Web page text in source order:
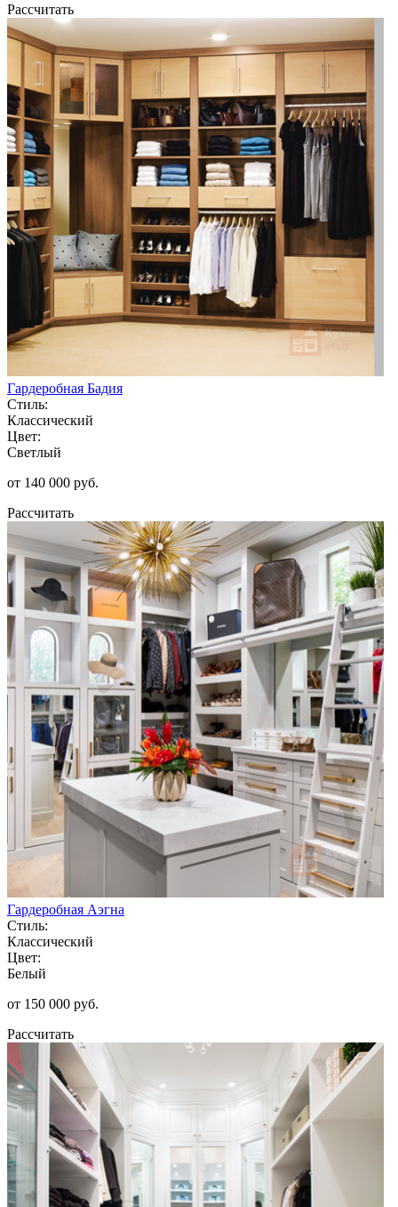
Рассчитать
Гардеробная Бадия
Стиль:
Классический
Цвет:
Светлый
от 140 000 руб.
Рассчитать
Гардеробная Аэгна
Стиль:
Классический
Цвет:
Белый
от 150 000 руб.
Рассчитать